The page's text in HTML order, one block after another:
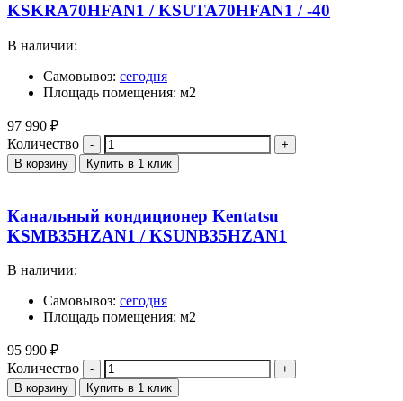
KSKRA70HFAN1 / KSUTA70HFAN1 / -40
В наличии:
Самовывоз: сегодня
Площадь помещения: м2
97 990 ₽
Количество
В корзину Купить в 1 клик
Канальный кондиционер Kentatsu
KSMB35HZAN1 / KSUNB35HZAN1
В наличии:
Самовывоз: сегодня
Площадь помещения: м2
95 990 ₽
Количество
В корзину Купить в 1 клик